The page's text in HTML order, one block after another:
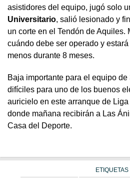
asistidores del equipo, jugó solo
Universitario, salió lesionado y
un corte en el Tendón de Aquiles.
cuándo debe ser operado y
menos durante 8 meses.
Baja importante para el equipo
difíciles para uno de los buenos
auricielo en este arranque de
donde mañana recibirán a Las
Casa del Deporte.
ETIQUETAS